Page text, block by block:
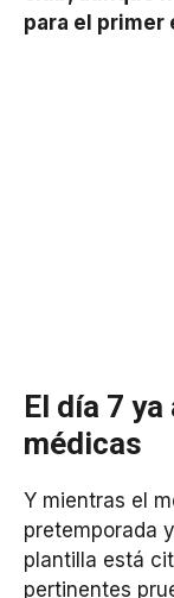
para el primer
El día 7
médicas
Y mientras el
pretemporada
plantilla está
pertinentes